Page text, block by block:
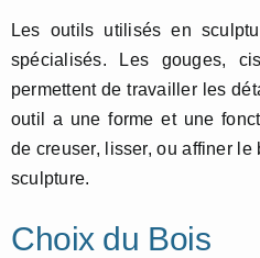
Les outils utilisés en
spécialisés. Les gouges,
permettent de travailler les
outil a une forme et une
de creuser, lisser, ou affiner
sculpture.
Choix du Bois